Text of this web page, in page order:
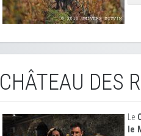
CHÂTEAU DES
Le
le